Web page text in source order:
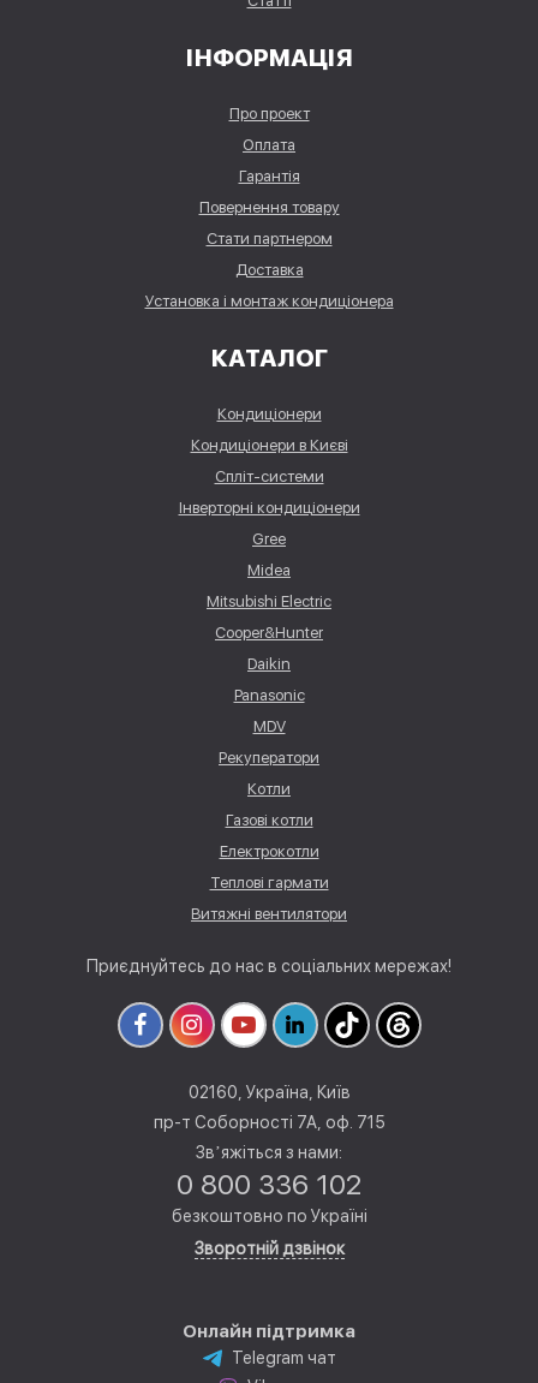
ІНФОРМАЦІЯ
Про проект
Оплата
Гарантія
Повернення товару
Стати партнером
Доставка
Установка і монтаж кондиціонера
КАТАЛОГ
Кондиціонери
Кондиціонери в Києві
Спліт-системи
Інверторні кондиціонери
Gree
Midea
Mitsubishi Electric
Cooper&Hunter
Daikin
Panasonic
MDV
Рекуператори
Котли
Газові котли
Електрокотли
Теплові гармати
Витяжні вентилятори
Приєднуйтесь до нас в соціальних мережах!
02160, Україна, Київ
пр-т Соборності 7А, оф. 715
Звʼяжіться з нами:
0 800 336 102
безкоштовно по Україні
Зворотній дзвінок
Онлайн підтримка
Telegram чат